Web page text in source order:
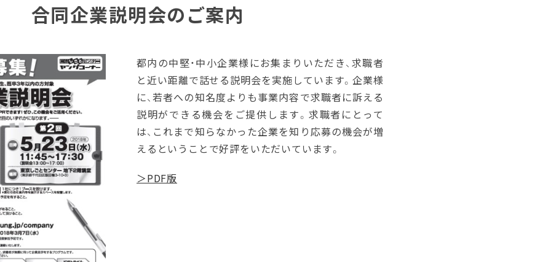
合同企業説明会のご案内
都内の中堅・中小企業様にお集まりいただき、求職者
と近い距離で話せる説明会を実施しています。企業様
に、若者への知名度よりも事業内容で求職者に訴える
説明ができる機会をご提供します。求職者にとって
は、これまで知らなかった企業を知り応募の機会が増
えるということで好評をいただいています。
＞PDF版